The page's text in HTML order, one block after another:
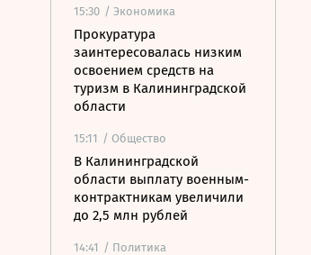
15:30 / Экономика
Прокуратура
заинтересовалась низким
освоением средств на
туризм в Калининградской
области
15:11 / Общество
В Калининградской
области выплату военным-
контрактникам увеличили
до 2,5 млн рублей
14:41 / Политика